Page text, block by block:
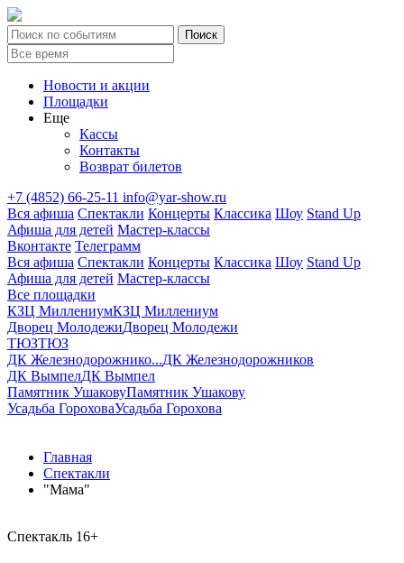
Новости и акции
Площадки
Еще
Кассы
Контакты
Возврат билетов
+7 (4852) 66-25-11 info@yar-show.ru
Вся афиша Спектакли Концерты Классика Шоу Stand Up
Афиша для детей Мастер-классы
Вконтакте Телеграмм
Вся афиша Спектакли Концерты Классика Шоу Stand Up
Афиша для детей Мастер-классы
Все площадки
КЗЦ МиллениумКЗЦ Миллениум
Дворец МолодежиДворец Молодежи
ТЮЗТЮЗ
ДК Железнодорожнико...ДК Железнодорожников
ДК ВымпелДК Вымпел
Памятник УшаковуПамятник Ушакову
Усадьба ГороховаУсадьба Горохова
Главная
Спектакли
"Мама"
Спектакль 16+